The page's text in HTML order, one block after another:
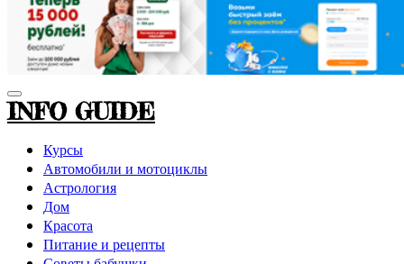
INFO GUIDE
Курсы
Автомобили и мотоциклы
Астрология
Дом
Красота
Питание и рецепты